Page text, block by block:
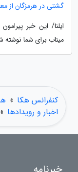
گشتی در هرمزگان از
ایلنا/ این خبر
میناب برای شما
کنفرانس هکا »
اخبار و رویدادها »